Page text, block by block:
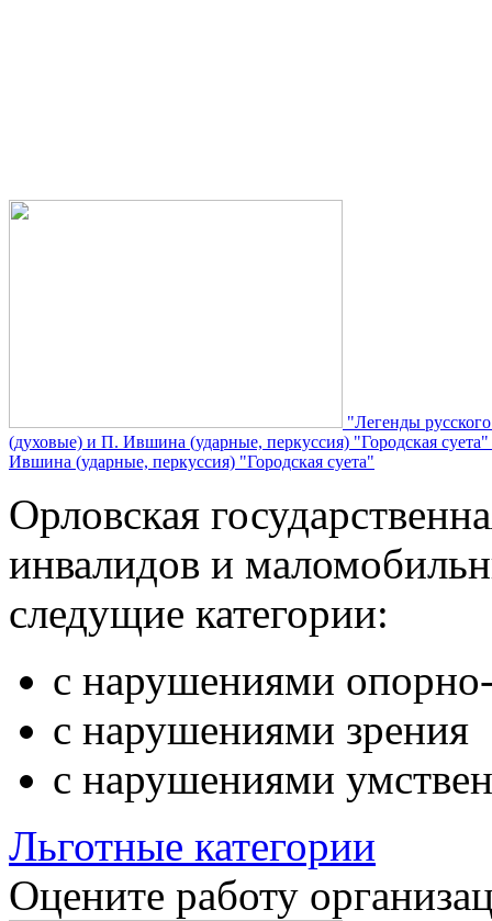
"Легенды
(духовые) и П. Ившина (ударные, перкуссия) "Городская суета"
Ившина (ударные, перкуссия) "Городская суета"
Орловская
инвалидов и
следущие категории:
с нарушениями опорно-
с нарушениями зрения
с нарушениями
Льготные категории
Оцените работу